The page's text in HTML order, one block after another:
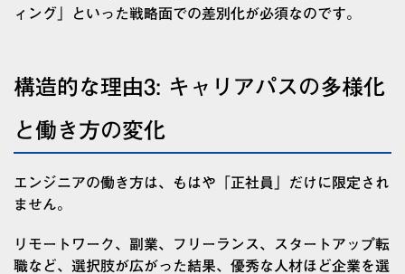
ィング」といった戦略面での差別化が必須なのです。
構造的な理由3: キャリアパスの多様化
と働き方の変化
エンジニアの働き方は、もはや「正社員」だけに限定され
ません。
リモートワーク、副業、フリーランス、スタートアップ転
職など、選択肢が広がった結果、優秀な人材ほど企業を選